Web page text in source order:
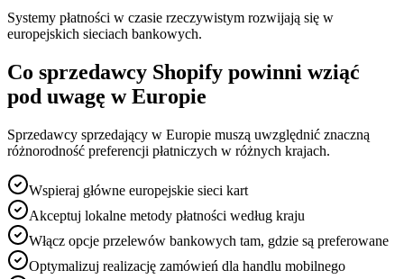
Systemy płatności w czasie rzeczywistym rozwijają się w
europejskich sieciach bankowych.
Co sprzedawcy Shopify powinni wziąć
pod uwagę w Europie
Sprzedawcy sprzedający w Europie muszą uwzględnić znaczną
różnorodność preferencji płatniczych w różnych krajach.
Wspieraj główne europejskie sieci kart
Akceptuj lokalne metody płatności według kraju
Włącz opcje przelewów bankowych tam, gdzie są preferowane
Optymalizuj realizację zamówień dla handlu mobilnego